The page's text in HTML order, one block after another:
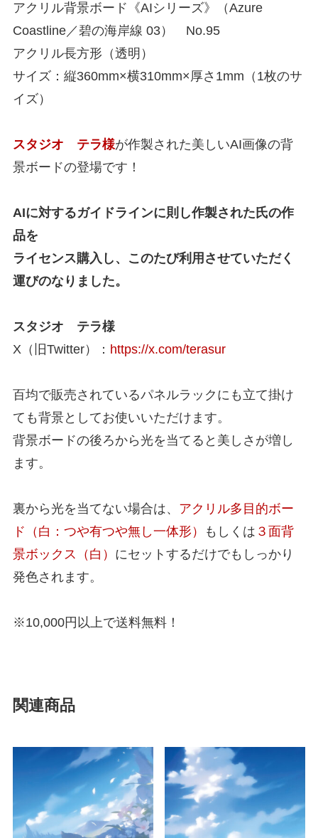
アクリル背景ボード《AIシリーズ》（Azure
Coastline／碧の海岸線 03） No.95
アクリル長方形（透明）
サイズ：縦360mm×横310mm×厚さ1mm（1枚のサ
イズ）
スタジオ テラ様が作製された美しいAI画像の背
景ボードの登場です！
AIに対するガイドラインに則し作製された氏の作
品を
ライセンス購入し、このたび利用させていただく
運びのなりました。
スタジオ テラ様
X（旧Twitter）： https://x.com/terasur
百均で販売されているパネルラックにも立て掛け
ても背景としてお使いいただけます。
背景ボードの後ろから光を当てると美しさが増し
ます。
裏から光を当てない場合は、 アクリル多目的ボー
ド（白：つや有つや無し一体形）
もしくは ３面背
景ボックス（白） にセットするだけでもしっかり
発色されます。
※10,000円以上で送料無料！
関連商品